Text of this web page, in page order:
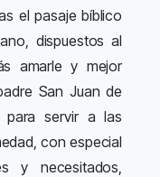
el pasaje bíblico
dispuestos al
amarle y mejor
San Juan de
servir a las
con especial
y necesitados,